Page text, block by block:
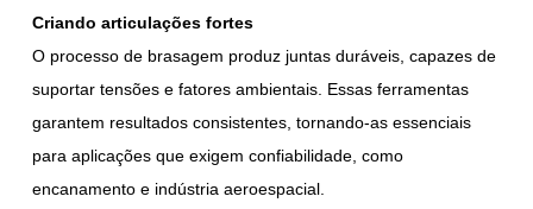
Criando articulações fortes
O processo de brasagem produz juntas duráveis, capazes de
suportar tensões e fatores ambientais. Essas ferramentas
garantem resultados consistentes, tornando-as essenciais
para aplicações que exigem confiabilidade, como
encanamento e indústria aeroespacial.